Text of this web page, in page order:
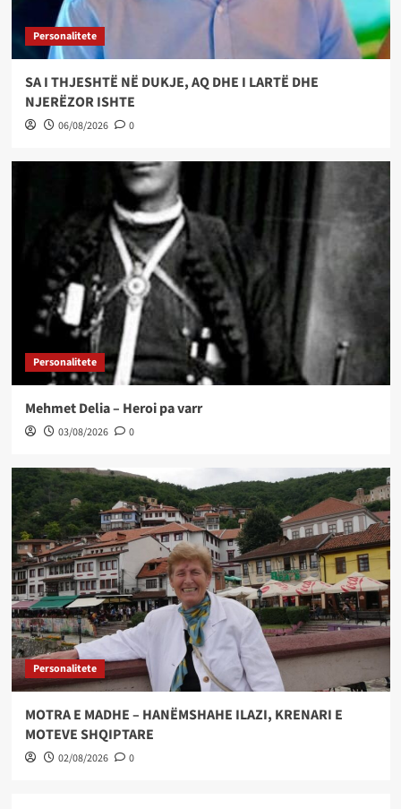
Personalitete
SA I THJESHTË NË DUKJE, AQ DHE I LARTË DHE
NJERËZOR ISHTE
06/08/2026 0
Personalitete
Mehmet Delia – Heroi pa varr
03/08/2026 0
Personalitete
MOTRA E MADHE – HANËMSHAHE ILAZI, KRENARI E
MOTEVE SHQIPTARE
02/08/2026 0